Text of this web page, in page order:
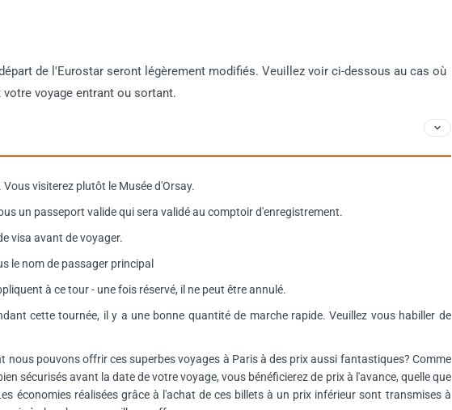
de l'Eurostar seront légèrement modifiés. Veuillez voir ci-dessous au cas où
voyage entrant ou sortant.
visiterez plutôt le Musée d'Orsay.
un passeport valide qui sera validé au comptoir d'enregistrement.
visa avant de voyager.
le nom de passager principal
à ce tour - une fois réservé, il ne peut être annulé.
cette tournée, il y a une bonne quantité de marche rapide. Veuillez vous habiller de
nous pouvons offrir ces superbes voyages à Paris à des prix aussi fantastiques? Comme
sécurisés avant la date de votre voyage, vous bénéficierez de prix à l'avance, quelle que
économies réalisées grâce à l'achat de ces billets à un prix inférieur sont transmises à